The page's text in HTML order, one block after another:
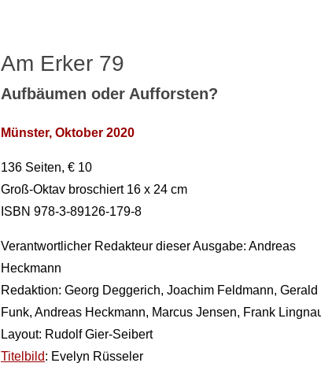
Am Erker 79
Aufbäumen oder Aufforsten?
Münster, Oktober 2020
136 Seiten, € 10
Groß-Oktav broschiert 16 x 24 cm
ISBN 978-3-89126-179-8
Verantwortlicher Redakteur dieser Ausgabe: Andreas
Heckmann
Redaktion: Georg Deggerich, Joachim Feldmann, Gerald
Funk, Andreas Heckmann, Marcus Jensen, Frank
Layout: Rudolf Gier-Seibert
Titelbild: Evelyn Rüsseler